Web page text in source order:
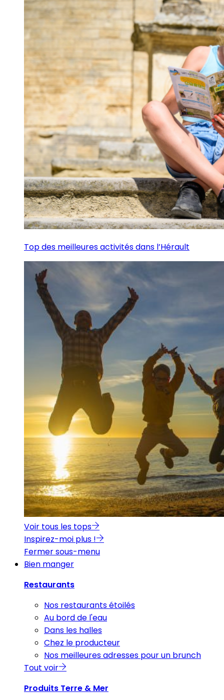
Top des meilleures activités dans l’Hérault
Voir tous les tops
Inspirez-moi plus !
Fermer sous-menu
Bien manger
Restaurants
Nos restaurants étoilés
Au bord de l'eau
Dans les halles
Chez le producteur
Nos meilleures adresses pour un brunch
Tout voir
Produits Terre & Mer